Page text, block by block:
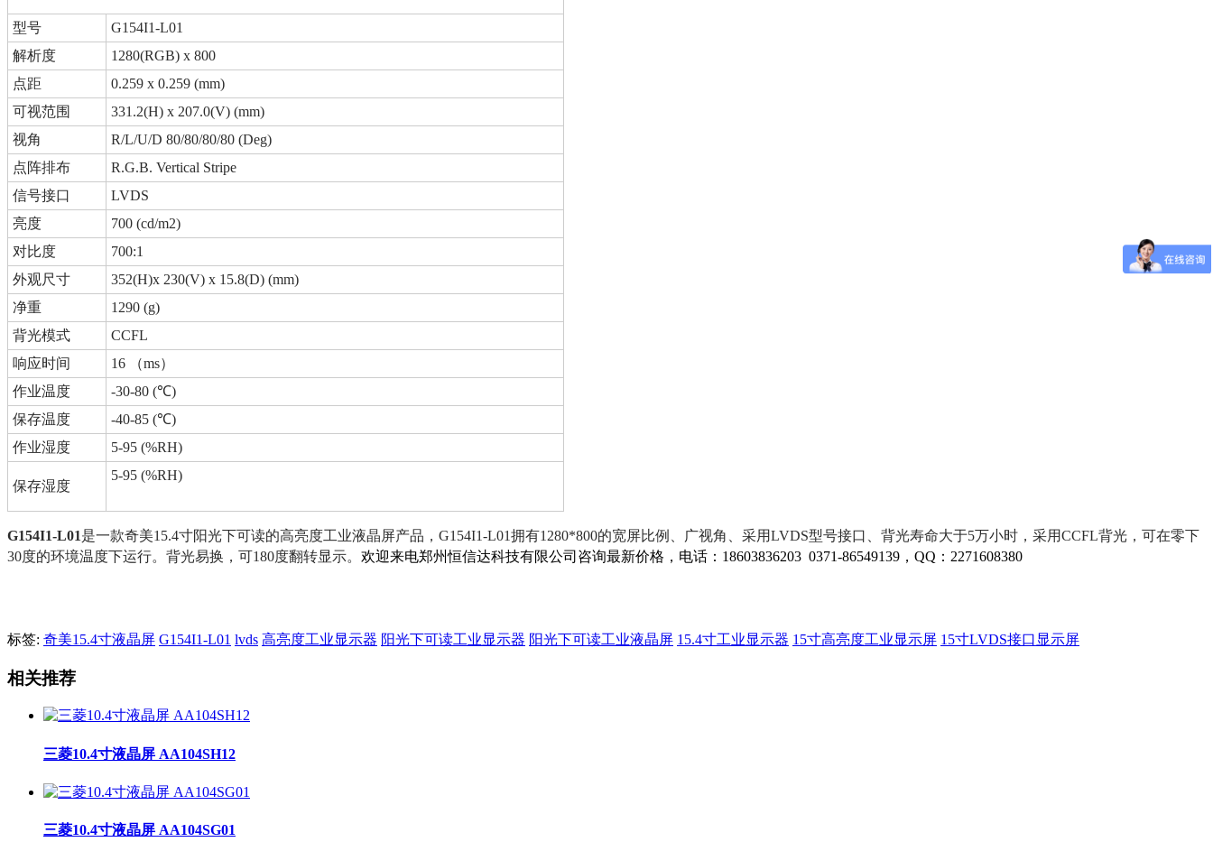
型号
G154I1-L01
解析度
1280(RGB) x 800
点距
0.259 x 0.259 (mm)
可视范围
331.2(H) x 207.0(V) (mm)
视角
R/L/U/D 80/80/80/80 (Deg)
点阵排布
R.G.B. Vertical Stripe
信号接口
LVDS
亮度
700 (cd/m2)
对比度
700:1
外观尺寸
352(H)x 230(V) x 15.8(D) (mm)
净重
1290 (g)
背光模式
CCFL
响应时间
16 （ms）
作业温度
-30-80 (℃)
保存温度
-40-85 (℃)
作业湿度
5-95 (%RH)
保存湿度
5-95 (%RH)
G154I1-L01是一款奇美15.4寸阳光下可读的高亮度工业液晶屏产品，G154I1-L01拥有1280*800的宽屏比例、广视角、采用LVDS型号接口、背光寿命大于5万小时，采用CCFL背光，可在零下
30度的环境温度下运行。背光易换，可180度翻转显示。 欢迎来电郑州恒信达科技有限公司咨询最新价格，电话：18603836203 0371-86549139，QQ：2271608380
标签: 奇美15.4寸液晶屏 G154I1-L01 lvds 高亮度工业显示器 阳光下可读工业显示器 阳光下可读工业液晶屏 15.4寸工业显示器 15寸高亮度工业显示屏 15寸LVDS接口显示屏
相关推荐
三菱10.4寸液晶屏 AA104SH12
三菱10.4寸液晶屏 AA104SG01